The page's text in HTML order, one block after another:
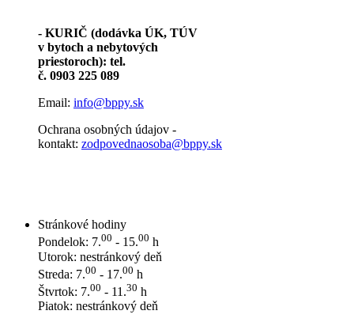
- KURIČ (dodávka ÚK, TÚV
v bytoch a nebytových
priestoroch): tel.
č. 0903 225 089
Email: info@bppy.sk
Ochrana osobných údajov -
kontakt: zodpovednaosoba@bppy.sk
Stránkové hodiny
Pondelok: 7.00 - 15.00 h
Utorok: nestránkový deň
Streda: 7.00 - 17.00 h
Štvrtok: 7.00 - 11.30 h
Piatok: nestránkový deň